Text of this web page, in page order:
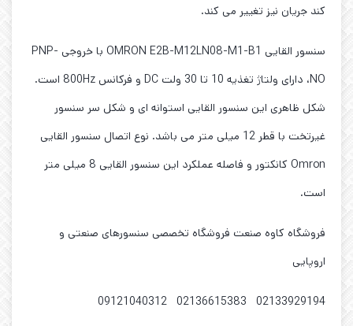
کند جریان نیز تغییر می کند.
سنسور القایی OMRON E2B-M12LN08-M1-B1 با خروجی PNP-
NO، دارای ولتاژ تغذیه 10 تا 30 ولت DC و فرکانس 800Hz است.
شکل ظاهری این سنسور القایی استوانه ای و شکل سر سنسور
غیرتخت با قطر 12 میلی متر می باشد. نوع اتصال سنسور القایی
Omron کانکتور و فاصله عملکرد این سنسور القایی 8 میلی متر
است.
فروشگاه کاوه صنعت فروشگاه تخصصی سنسورهای صنعتی و
اروپایی
02133929194 02136615383 09121040312